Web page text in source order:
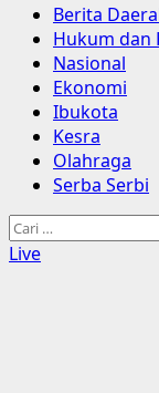
Primary
Menu
Berita
Hukum dan
Nasional
Ekonomi
Ibukota
Kesra
Olahraga
Serba Serbi
Cari
untuk:
Live